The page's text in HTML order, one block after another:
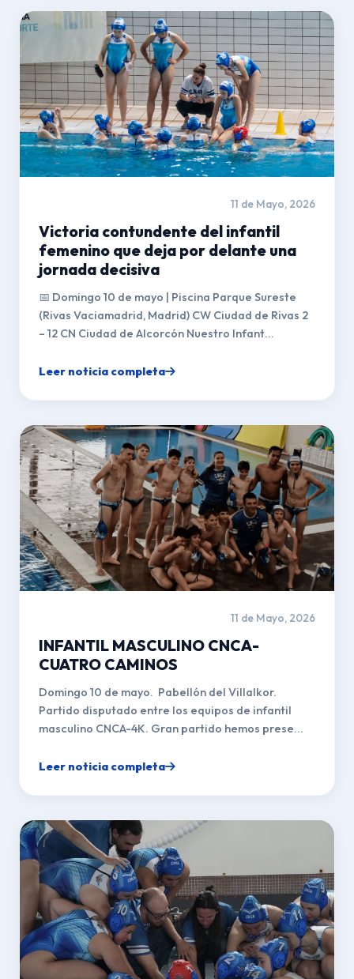
11 de Mayo, 2026
Victoria contundente del infantil
femenino que deja por delante una
jornada decisiva
📅 Domingo 10 de mayo | Piscina Parque Sureste
(Rivas Vaciamadrid, Madrid) CW Ciudad de Rivas 2
– 12 CN Ciudad de Alcorcón Nuestro Infant...
Leer noticia completa
11 de Mayo, 2026
INFANTIL MASCULINO CNCA-
CUATRO CAMINOS
Domingo 10 de mayo. Pabellón del Villalkor.
Partido disputado entre los equipos de infantil
masculino CNCA-4K. Gran partido hemos prese...
Leer noticia completa